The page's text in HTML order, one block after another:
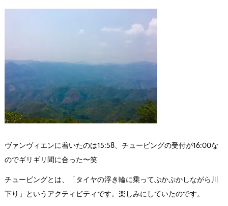
ヴァンヴィエンに着いたのは15:58、チュービングの受付が16:00な
のでギリギリ間に合った〜笑
チュービングとは、「タイヤの浮き輪に乗ってぷかぷかしながら川
下り」というアクティビティです。楽しみにしていたのです。